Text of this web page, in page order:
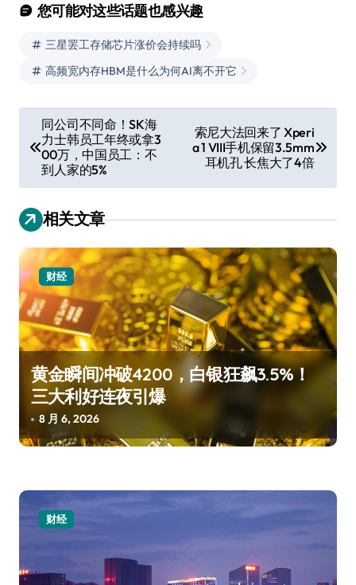
您可能对这些话题也感兴趣
三星罢工存储芯片涨价会持续吗
高频宽内存HBM是什么为何AI离不开它
章
同公司不同命！SK海
力士韩员工年终或拿3
00万，中国员工：不
到人家的5%
索尼大法回来了 Xperi
a 1 VIII手机保留3.5mm
耳机孔 长焦大了4倍
相关文章
财经
黄金瞬间冲破4200，白银狂飙3.5%！
三大利好连夜引爆
8 月 6, 2026
财经